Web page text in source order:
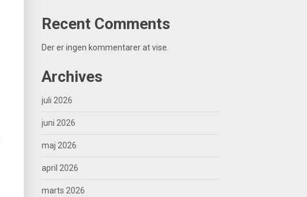
Recent Comments
Der er ingen kommentarer at vise.
Archives
juli 2026
juni 2026
maj 2026
april 2026
marts 2026